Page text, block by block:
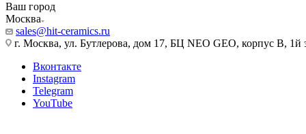
Ваш город
Москва
sales@hit-ceramics.ru
г. Москва, ул. Бутлерова, дом 17, БЦ NEO GEO, корпус В, 1й
Вконтакте
Instagram
Telegram
YouTube